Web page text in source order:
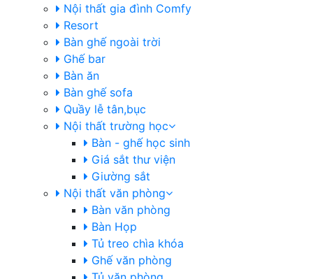
Nội thất gia đình Comfy
Resort
Bàn ghế ngoài trời
Ghế bar
Bàn ăn
Bàn ghế sofa
Quầy lễ tân,bục
Nội thất trường học
Bàn - ghế học sinh
Giá sắt thư viện
Giường sắt
Nội thất văn phòng
Bàn văn phòng
Bàn Họp
Tủ treo chìa khóa
Ghế văn phòng